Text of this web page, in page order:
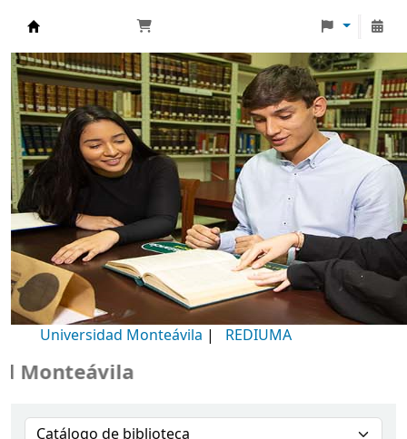
Biblioteca Universidad Monteávila
Universidad Monteávila | REDIUMA